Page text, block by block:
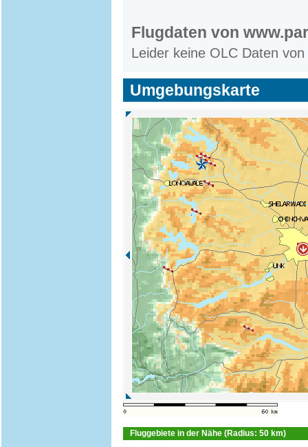
Flugdaten von
Leider keine OLC Daten
Umgebungskarte
Fluggebiete in der Nähe (Radius: 50 km)